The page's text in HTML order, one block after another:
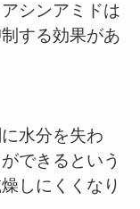
ミドは
する効果があ
分を失わ
できるという
しにくくなり